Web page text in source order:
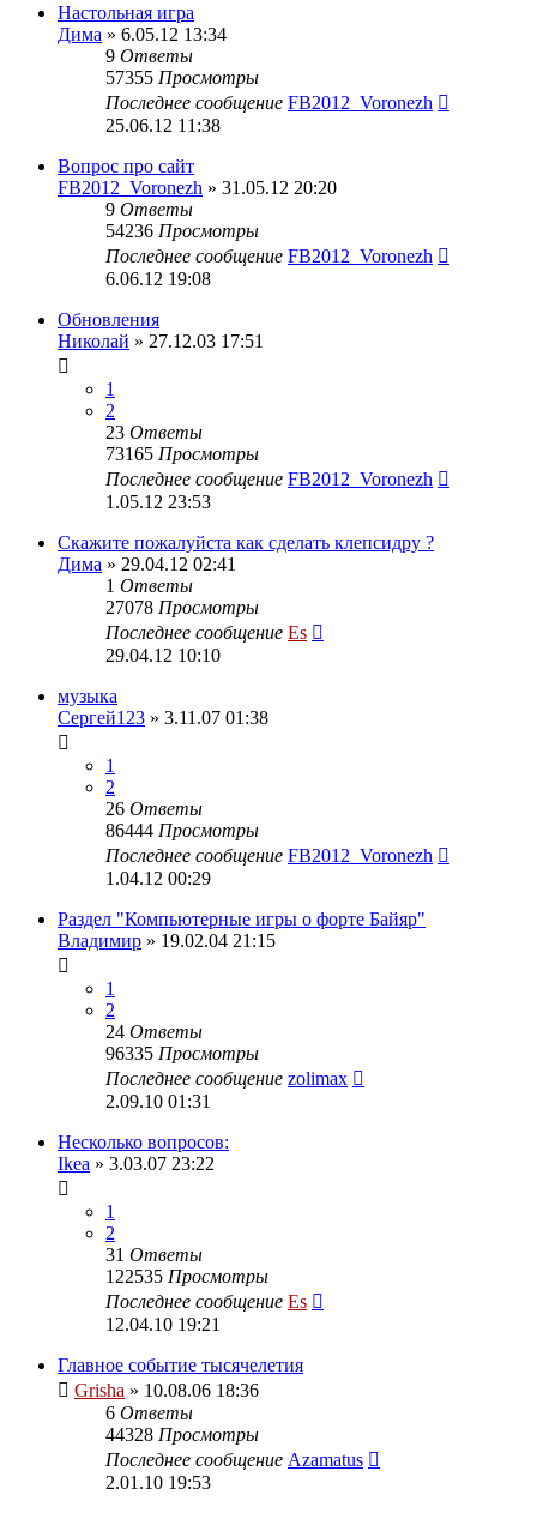
Настольная игра
Дима » 6.05.12 13:34
9 Ответы
57355 Просмотры
Последнее сообщение FB2012_Voronezh
25.06.12 11:38
Вопрос про сайт
FB2012_Voronezh » 31.05.12 20:20
9 Ответы
54236 Просмотры
Последнее сообщение FB2012_Voronezh
6.06.12 19:08
Обновления
Николай » 27.12.03 17:51
1
2
23 Ответы
73165 Просмотры
Последнее сообщение FB2012_Voronezh
1.05.12 23:53
Скажите пожалуйста как сделать клепсидру ?
Дима » 29.04.12 02:41
1 Ответы
27078 Просмотры
Последнее сообщение Es
29.04.12 10:10
музыка
Сергей123 » 3.11.07 01:38
1
2
26 Ответы
86444 Просмотры
Последнее сообщение FB2012_Voronezh
1.04.12 00:29
Раздел "Компьютерные игры о форте Байяр"
Владимир » 19.02.04 21:15
1
2
24 Ответы
96335 Просмотры
Последнее сообщение zolimax
2.09.10 01:31
Несколько вопросов:
Ikea » 3.03.07 23:22
1
2
31 Ответы
122535 Просмотры
Последнее сообщение Es
12.04.10 19:21
Главное событие тысячелетия
Grisha » 10.08.06 18:36
6 Ответы
44328 Просмотры
Последнее сообщение Azamatus
2.01.10 19:53